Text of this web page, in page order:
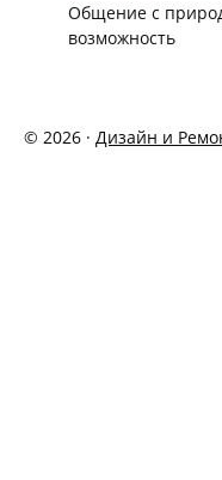
Общение с
возможность
© 2026 · Дизайн и